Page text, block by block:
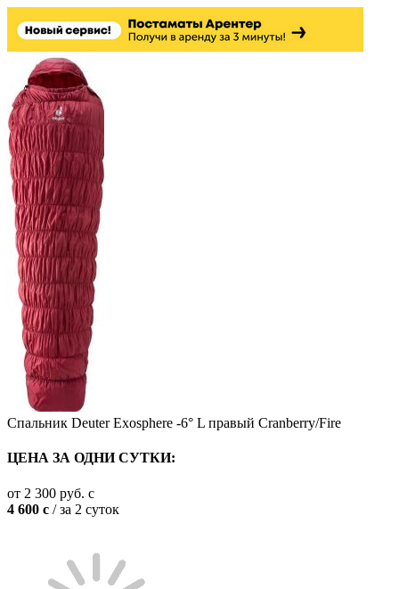
Спальник Deuter Exosphere -6° L правый Cranberry/Fire
ЦЕНА ЗА ОДНИ СУТКИ:
от 2 300 руб. c
4 600 c / за 2 суток